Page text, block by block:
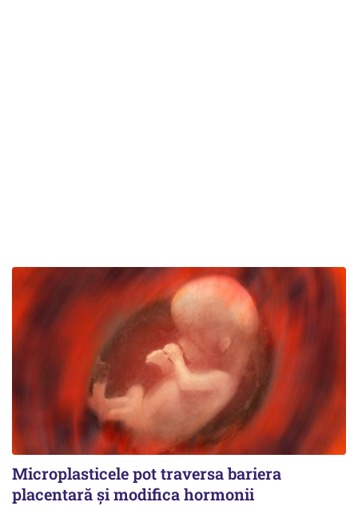
Microplasticele pot traversa bariera
placentară și modifica hormonii